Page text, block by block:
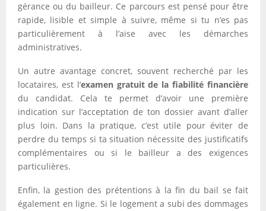
gérance ou du bailleur. Ce parcours est pensé pour être
rapide, lisible et simple à suivre, même si tu n’es pas
particulièrement à l’aise avec les démarches
administratives.
Un autre avantage concret, souvent recherché par les
locataires, est l’examen gratuit de la fiabilité financière
du candidat. Cela te permet d’avoir une première
indication sur l’acceptation de ton dossier avant d’aller
plus loin. Dans la pratique, c’est utile pour éviter de
perdre du temps si ta situation nécessite des justificatifs
complémentaires ou si le bailleur a des exigences
particulières.
Enfin, la gestion des prétentions à la fin du bail se fait
également en ligne. Si le logement a subi des dommages